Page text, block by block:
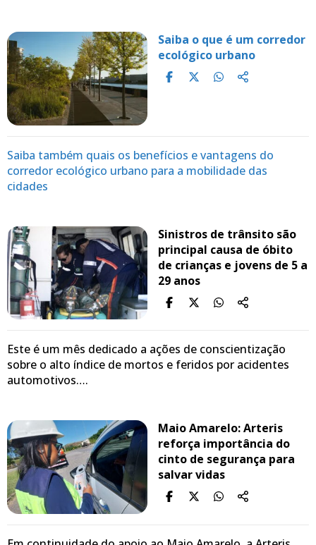
Saiba o que é um corredor
ecológico urbano
Saiba também quais os benefícios e vantagens do
corredor ecológico urbano para a mobilidade das
cidades
Sinistros de trânsito são
principal causa de óbito
de crianças e jovens de 5 a
29 anos
Este é um mês dedicado a ações de conscientização
sobre o alto índice de mortos e feridos por acidentes
automotivos….
Maio Amarelo: Arteris
reforça importância do
cinto de segurança para
salvar vidas